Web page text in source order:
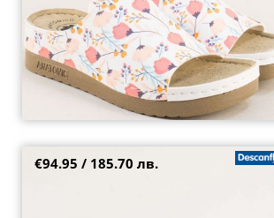
Модерни дамски кожени сандали с нежна
€94.95 / 185.70 лв.